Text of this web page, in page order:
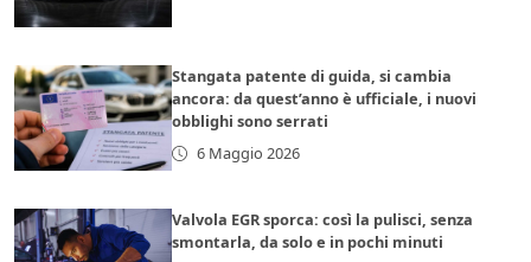
Stangata patente di guida, si cambia
ancora: da quest’anno è ufficiale, i nuovi
obblighi sono serrati
6 Maggio 2026
Valvola EGR sporca: così la pulisci, senza
smontarla, da solo e in pochi minuti